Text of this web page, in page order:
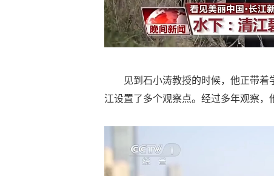
见到石小涛教授的时候，他正带
江设置了多个观察点。经过多年观察，